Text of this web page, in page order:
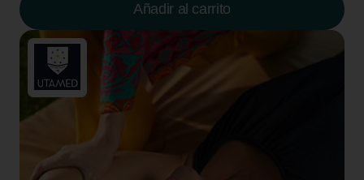
Añadir al carrito